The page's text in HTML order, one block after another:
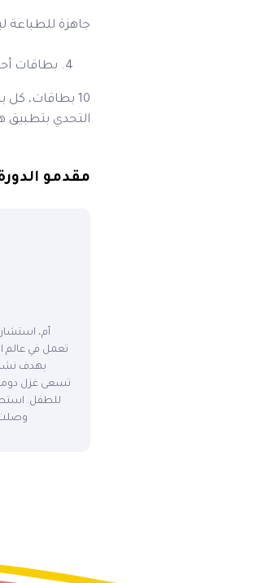
جاهزة
بطاقات
10 بطاقات،
التحدي بتطبيق
مقدمو
أم،
تعمل في عالم
بهدف نشر
تسعى غزل دوماً
للطفل.
وصلت